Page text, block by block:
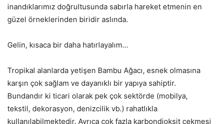
inandıklarımız doğrultusunda sabırla hareket etmenin en
güzel örneklerinden biridir aslında.
Gelin, kısaca bir daha hatırlayalım…
Tropikal alanlarda yetişen Bambu Ağacı, esnek olmasına
karşın çok sağlam ve dayanıklı bir yapıya sahiptir.
Bundandır ki ticari olarak pek çok sektörde (mobilya,
tekstil, dekorasyon, denizcilik vb.) rahatlıkla
kullanılabilmektedir. Ayrıca çok fazla karbondioksit çekmesi